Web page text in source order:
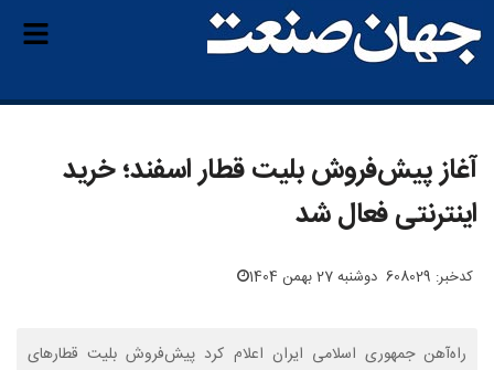
آغاز پیش‌فروش بلیت قطار اسفند؛ خرید
اینترنتی فعال شد
کدخبر: 608029 دوشنبه 27 بهمن 1404
راه‌آهن جمهوری اسلامی ایران اعلام کرد پیش‌فروش بلیت قطارهای